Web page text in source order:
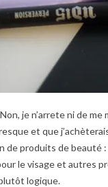
je n’arrete ni de me
et que
de produits de
le visage et autres
logique.